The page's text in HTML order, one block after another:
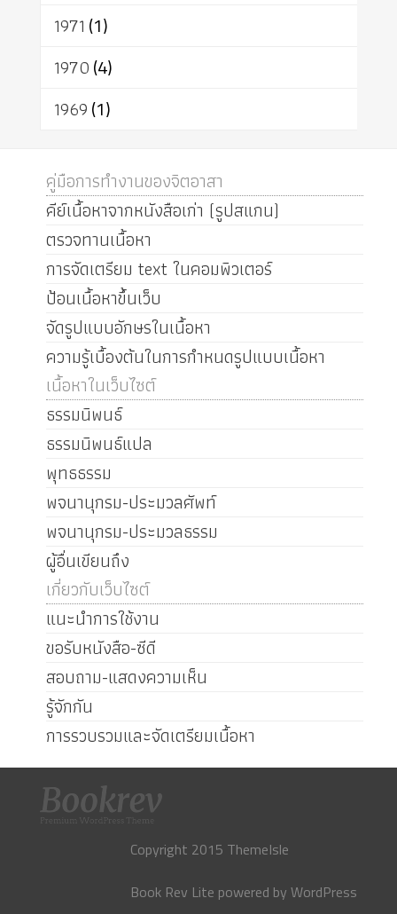
1971 (1)
1970(4)
1969(1)
คู่มือการทำงานของจิตอาสา
คีย์เนื้อหาจากหนังสือเก่า (รูปสแกน)
ตรวจทานเนื้อหา
การจัดเตรียม text ในคอมพิวเตอร์
ป้อนเนื้อหาขึ้นเว็บ
จัดรูปแบบอักษรในเนื้อหา
ความรู้เบื้องต้นในการกำหนดรูปแบบเนื้อหา
เนื้อหาในเว็บไซต์
ธรรมนิพนธ์
ธรรมนิพนธ์แปล
พุทธธรรม
พจนานุกรม-ประมวลศัพท์
พจนานุกรม-ประมวลธรรม
ผู้อื่นเขียนถึง
เกี่ยวกับเว็บไซต์
แนะนำการใช้งาน
ขอรับหนังสือ-ซีดี
สอบถาม-แสดงความเห็น
รู้จักกัน
การรวบรวมและจัดเตรียมเนื้อหา
Copyright 2015 ThemeIsle
Book Rev Lite powered byWordPress